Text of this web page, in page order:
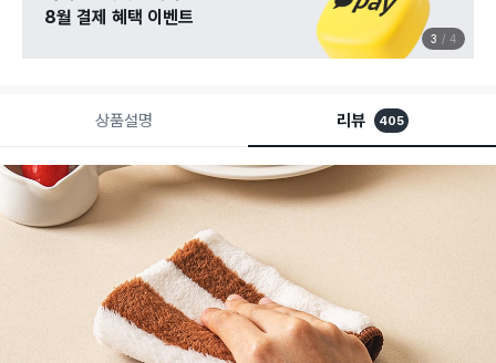
8월 결제 혜택 이벤트
3 4
상품설명 리뷰 405